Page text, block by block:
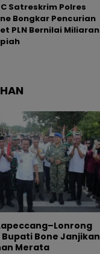
Satreskrim Polres
Bongkar Pencurian
PLN Bernilai Miliaran
Bone Janjikan
Merata